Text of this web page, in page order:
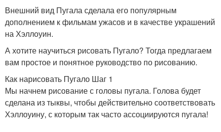
Внешний вид Пугала сделала его популярным
дополнением к фильмам ужасов и в качестве украшений
на Хэллоуин.
А хотите научиться рисовать Пугало? Тогда предлагаем
вам простое и понятное руководство по рисованию.
Как нарисовать Пугало Шаг 1
Мы начнем рисование с головы пугала. Голова будет
сделана из тыквы, чтобы действительно соответствовать
Хэллоуину, с которым так часто ассоциируются пугала!